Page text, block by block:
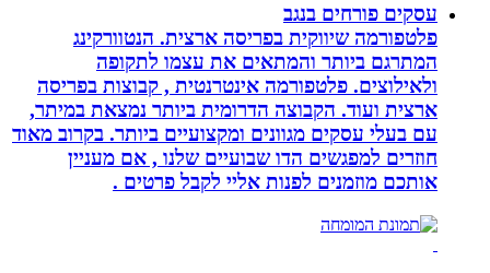
עסקים פורחים בנגב
פלטפורמה שיווקית בפריסה ארצית. הנטוורקינג
המתרגם ביותר והמתאים את עצמו לתקופה
ולאילוצים. פלטפורמה אינטרנטית , קבוצות בפריסה
ארצית ועוד. הקבוצה הדרומית ביותר נמצאת במיתר,
עם בעלי עסקים מגוונים ומקצועיים ביותר. בקרוב מאוד
חוזרים למפגשים הדו שבועיים שלנו , אם מעניין
אותכם מוזמנים לפנות אליי לקבל פרטים .